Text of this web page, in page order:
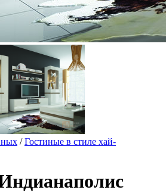
/Гостиные в стиле хай-